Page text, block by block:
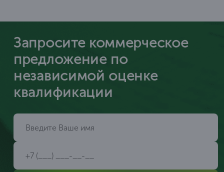
Запросите коммерческое
предложение по
независимой оценке
квалификации